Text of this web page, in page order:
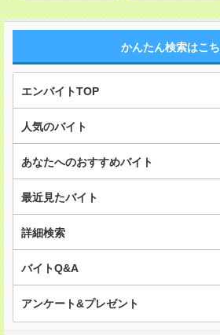
かんたん検索はこ
エンバイトTOP
人気のバイト
あなたへのおすすめバイト
最近見たバイト
詳細検索
バイトQ&A
アンケート&プレゼント